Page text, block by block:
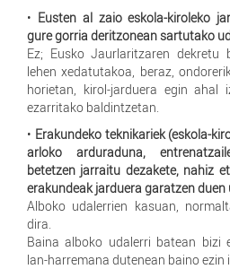
• Eusten al zaio eskola-kiroleko
gure gorria deritzonean sartutako
Ez; Eusko Jaurlaritzaren dekretu
lehen xedatutakoa, beraz,
horietan, kirol-jarduera egin ahal
ezarritako baldintzetan.
• Erakundeko teknikariek (eskola-
arloko arduraduna,
betetzen jarraitu dezakete, nahiz
erakundeak jarduera garatzen duen
Alboko udalerrien kasuan,
dira.
Baina alboko udalerri batean bizi
lan-harremana dutenean baino ezin